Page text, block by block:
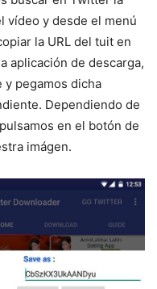
vídeo y desde el menú
la URL del tuit en
aplicación de descarga,
y pegamos dicha
Dependiendo de
en el botón de
imágen.